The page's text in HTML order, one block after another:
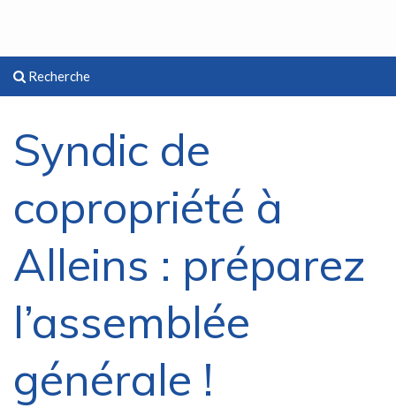
Recherche
Syndic de
copropriété à
Alleins : préparez
l’assemblée
générale !